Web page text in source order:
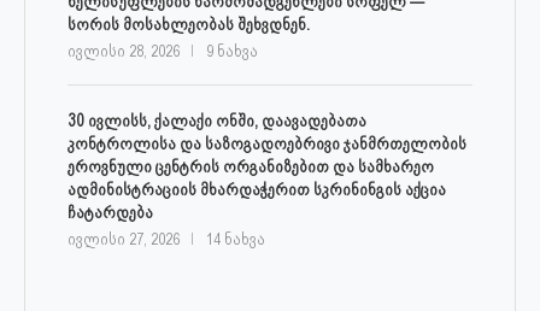
სორის მოსახლეობას შეხვდნენ.
ივლისი 28, 2026 9 ნახვა
30 ივლისს, ქალაქი ონში, დაავადებათა
კონტროლისა და საზოგადოებრივი ჯანმრთელობის
ეროვნული ცენტრის ორგანიზებით და სამხარეო
ადმინისტრაციის მხარდაჭერით სკრინინგის აქცია
ჩატარდება
ივლისი 27, 2026 14 ნახვა